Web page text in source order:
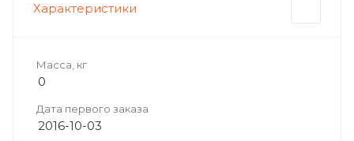
Характеристики
Масса, кг
0
Дата первого заказа
2016-10-03